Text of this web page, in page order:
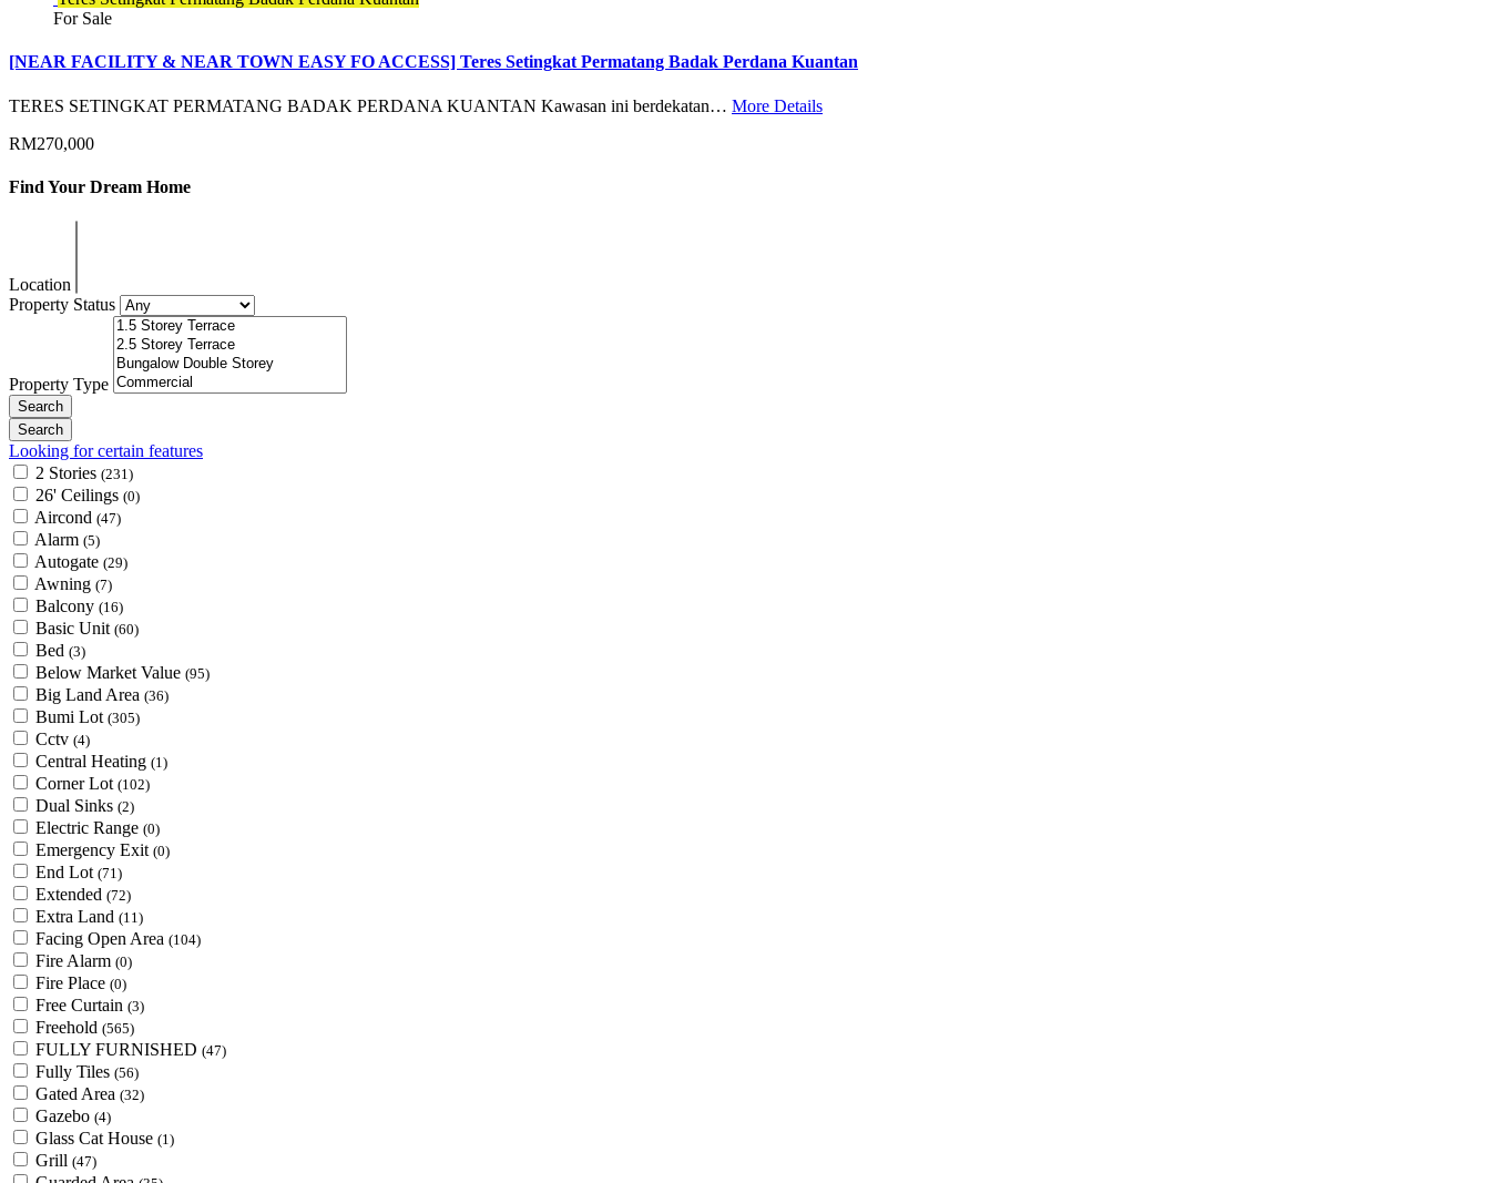
For Sale
[NEAR FACILITY & NEAR TOWN EASY FO ACCESS] Teres Setingkat Permatang Badak Perdana Kuantan
TERES SETINGKAT PERMATANG BADAK PERDANA KUANTAN Kawasan ini berdekatan… More Details
RM270,000
Find Your Dream Home
Location
Property Status
Property Type
Looking for certain features
2 Stories (231)
26' Ceilings (0)
Aircond (47)
Alarm (5)
Autogate (29)
Awning (7)
Balcony (16)
Basic Unit (60)
Bed (3)
Below Market Value (95)
Big Land Area (36)
Bumi Lot (305)
Cctv (4)
Central Heating (1)
Corner Lot (102)
Dual Sinks (2)
Electric Range (0)
Emergency Exit (0)
End Lot (71)
Extended (72)
Extra Land (11)
Facing Open Area (104)
Fire Alarm (0)
Fire Place (0)
Free Curtain (3)
Freehold (565)
FULLY FURNISHED (47)
Fully Tiles (56)
Gated Area (32)
Gazebo (4)
Glass Cat House (1)
Grill (47)